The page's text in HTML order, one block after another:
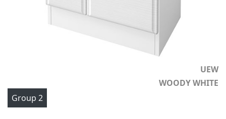
UEW
WOODY WHITE
Group 2